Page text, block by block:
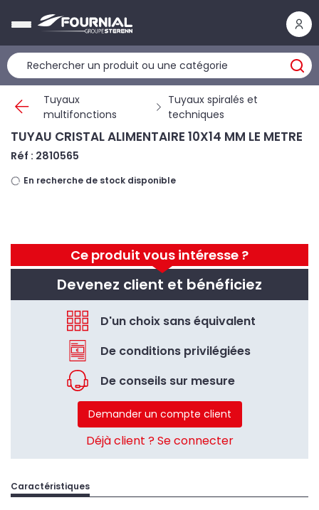
Tuyaux
multifonctions
Tuyaux spiralés et
techniques
Ce produit vous intéresse ?
Devenez client et bénéficiez
D'un choix sans équivalent
De conditions privilégiées
De conseils sur mesure
Demander un compte client
Déjà client ? Se connecter
TUYAU CRISTAL ALIMENTAIRE 10X14 MM LE METRE
Réf : 2810565
En recherche de stock disponible
Caractéristiques